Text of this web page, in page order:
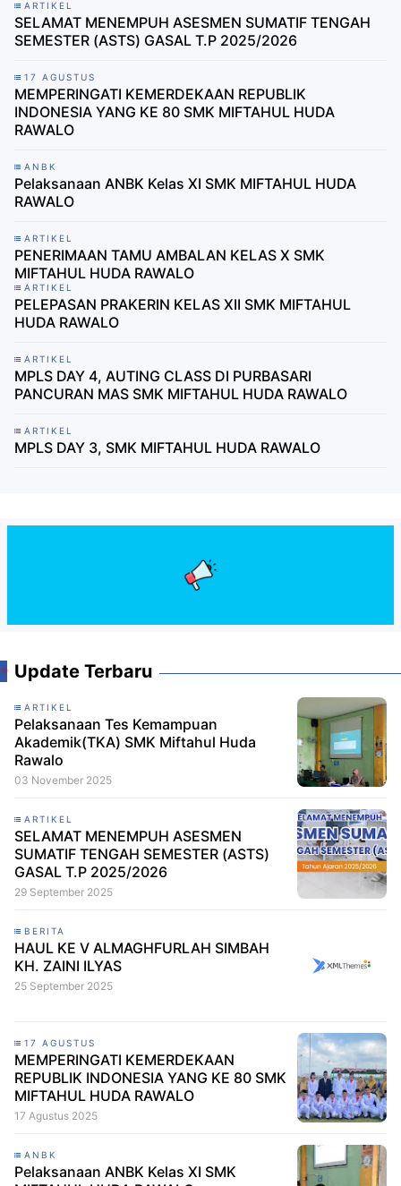
ARTIKEL
SELAMAT MENEMPUH ASESMEN SUMATIF TENGAH
SEMESTER (ASTS) GASAL T.P 2025/2026
17 AGUSTUS
MEMPERINGATI KEMERDEKAAN REPUBLIK
INDONESIA YANG KE 80 SMK MIFTAHUL HUDA
RAWALO
ANBK
Pelaksanaan ANBK Kelas XI SMK MIFTAHUL HUDA
RAWALO
ARTIKEL
PENERIMAAN TAMU AMBALAN KELAS X SMK
MIFTAHUL HUDA RAWALO
ARTIKEL
PELEPASAN PRAKERIN KELAS XII SMK MIFTAHUL
HUDA RAWALO
ARTIKEL
MPLS DAY 4, AUTING CLASS DI PURBASARI
PANCURAN MAS SMK MIFTAHUL HUDA RAWALO
ARTIKEL
MPLS DAY 3, SMK MIFTAHUL HUDA RAWALO
Update Terbaru
ARTIKEL
Pelaksanaan Tes Kemampuan
Akademik(TKA) SMK Miftahul Huda
Rawalo
03 November 2025
ARTIKEL
SELAMAT MENEMPUH ASESMEN
SUMATIF TENGAH SEMESTER (ASTS)
GASAL T.P 2025/2026
29 September 2025
BERITA
HAUL KE V ALMAGHFURLAH SIMBAH
KH. ZAINI ILYAS
25 September 2025
17 AGUSTUS
MEMPERINGATI KEMERDEKAAN
REPUBLIK INDONESIA YANG KE 80 SMK
MIFTAHUL HUDA RAWALO
17 Agustus 2025
ANBK
Pelaksanaan ANBK Kelas XI SMK